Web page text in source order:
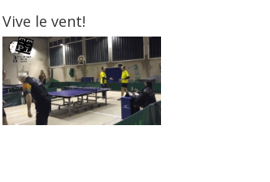
Vive le vent!